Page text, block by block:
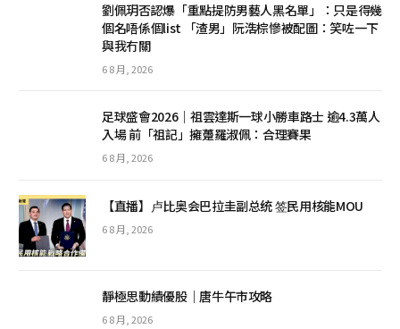
劉佩玥否認爆「重點提防男藝人黑名單」：只是得幾
個名唔係個list 「渣男」阮浩棕慘被配圖：笑咗一下
與我冇關
6 8 月, 2026
足球盛會2026｜祖雲達斯一球小勝車路士 逾4.3萬人
入場 前「祖記」擁躉羅淑佩：合理賽果
6 8 月, 2026
【直播】卢比奥会巴拉圭副总统 签民用核能MOU
6 8 月, 2026
靜極思動績優股｜唐牛午市攻略
6 8 月, 2026